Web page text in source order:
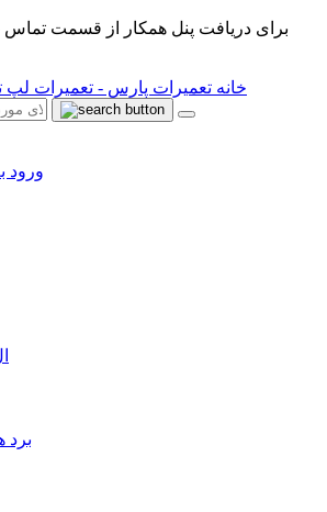
برای دریافت پنل همکار از قسمت تماس
ورود
برد